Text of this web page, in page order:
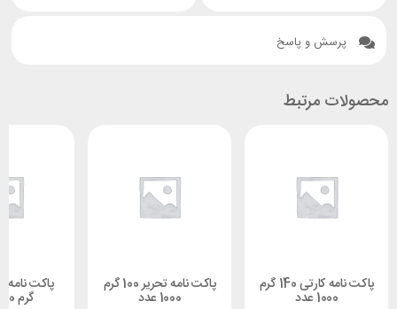
پرسش و پاسخ
محصولات مرتبط
پاکت نامه کارتی 140 گرم
1000 عدد
پاکت نامه تحریر 100 گرم
1000 عدد گرم 1000 عدد